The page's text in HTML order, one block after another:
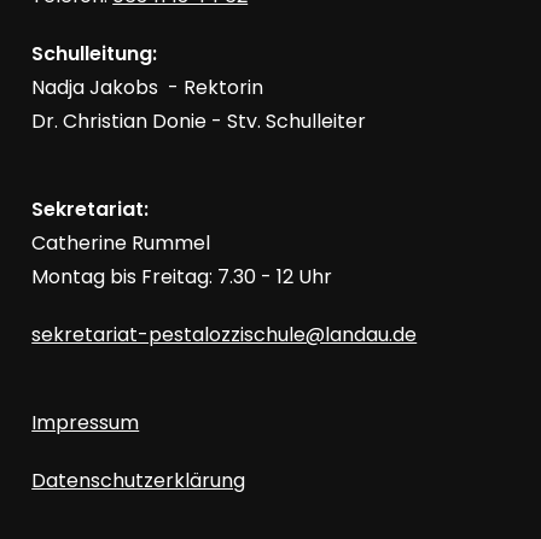
Schulleitung:
Nadja Jakobs - Rektorin
Dr. Christian Donie - Stv. Schulleiter
Sekretariat:
Catherine Rummel
Montag bis Freitag: 7.30 - 12 Uhr
sekretariat-pestalozzischule@landau.de
Impressum
Datenschutzerklärung